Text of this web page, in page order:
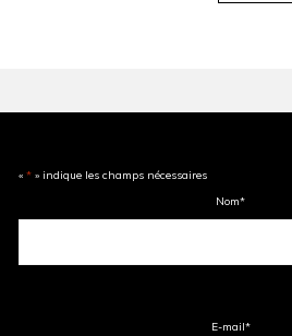
« * » indique les champs nécessaires
Nom*
E-mail*